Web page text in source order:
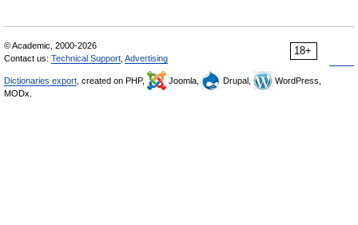
18+
© Academic, 2000-2026
Contact us: Technical Support Advertising
Dictionaries export , created on PHP, Joomla, Drupal,
WordPress,
MODx.